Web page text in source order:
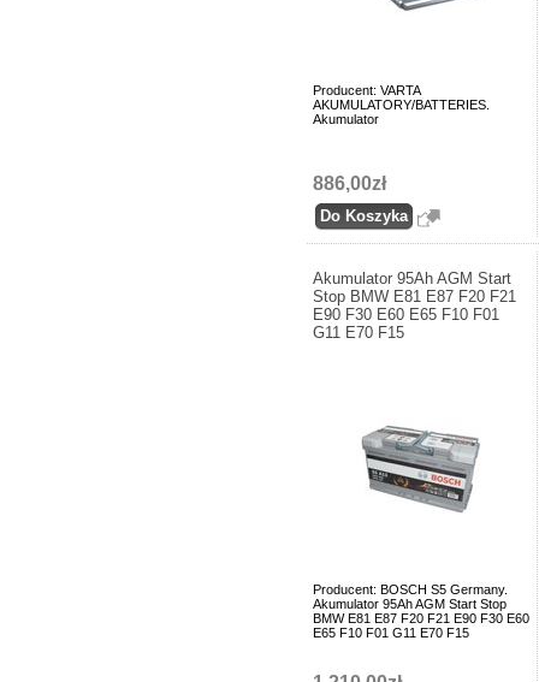
Producent: VARTA
AKUMULATORY/BATTERIES.
Akumulator
886,00zł
Akumulator 95Ah AGM Start
Stop BMW E81 E87 F20 F21
E90 F30 E60 E65 F10 F01
G11 E70 F15
Producent: BOSCH S5 Germany.
Akumulator 95Ah AGM Start Stop
BMW E81 E87 F20 F21 E90 F30 E60
E65 F10 F01 G11 E70 F15